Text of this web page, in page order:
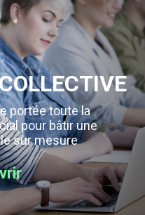
portée toute la
pour bâtir une
sur mesure